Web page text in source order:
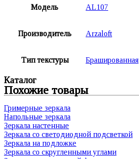
Модель AL107
Производитель Arzaloft
Тип текстуры Брашированная
Похожие товары
Каталог
Гримерные зеркала
Напольные зеркала
Зеркала настенные
Зеркала со светодиодной подсветкой
Зеркала на подложке
Зеркала со скругленными углами